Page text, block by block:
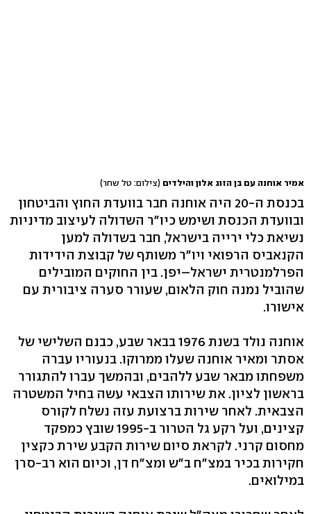
אמיר אוחנה עם בן הזוג אלון והילדים (צילום: טל שחר)
בכנסת ה-20 היה אוחנה חבר בוועדת החוץ והביטחון
ובוועדת הכנסת ושימש כיו"ר השדולה לעיצוב מדיניות
נשיאת כלי ירייה בישראל, חבר בשדולה למען
הקנאביס הרפואי ויו"ר משותף של קבוצת הידידות
הפרלמנטרית ישראל–יפן. בין החוקים המובילים
שהוביל נמנה חוק הלאום, שעורר סערה ציבורית עם
אישורו.
אוחנה נולד בשנת 1976 בבאר שבע, כבנם השלישי של
אסתר ומאיר אוחנה שעלו ממרוקו. בנעוריו עברה
משפחתו מבאר שבע ללהבים, ובהמשך עברו להתגורר
בראשון לציון. את שירותו הצבאי עשה בחיל המשטרה
הצבאית. לאחר שירות ברצועת עזה נשלח לקורס
קצינים, ועל רקע גל הטרור ב-1995 שובץ כמפקד
מחסום קרני. לקראת סיום שירות הקבע שירת כקצין
חקירות בכיר במצ"ח ב"ש ומצ"ח דן, וכיום הוא רב-סרן
במילואים.